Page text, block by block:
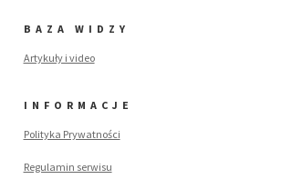
BAZA WIDZY
Artykuły i video
INFORMACJE
Polityka Prywatności
Regulamin serwisu